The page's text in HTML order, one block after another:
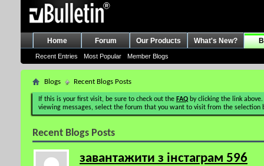
Home Forum Our Products What's New?
Recent Entries Most Popular Member Blogs
Blogs Recent Blogs Posts
If this is your first visit, be sure to check out the FAQ by clicking the link
viewing messages, select the forum that you want to visit from the selection
Recent Blogs Posts
завантажити з інстаграм 596